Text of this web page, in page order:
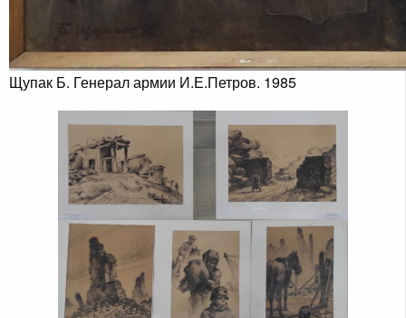
Щупак Б. Генерал армии И.Е.Петров. 1985